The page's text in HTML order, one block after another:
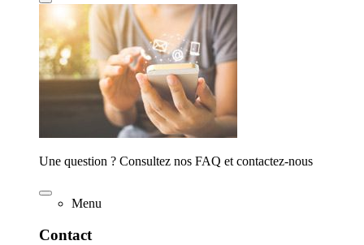
Une question ? Consultez nos FAQ et contactez-nous
Menu
Contact